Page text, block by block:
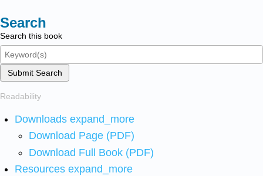
Search
Search this book
Submit Search
Readability
Downloads expand_more
Download Page (PDF)
Download Full Book (PDF)
Resources expand_more